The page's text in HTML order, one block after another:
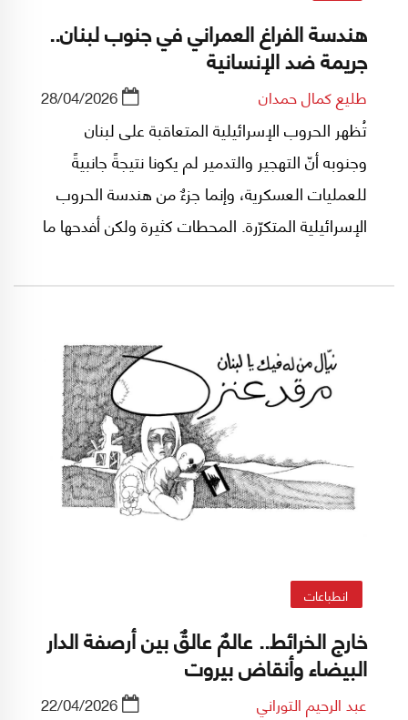
هندسة الفراغ العمراني في جنوب لبنان..
جريمة ضد الإنسانية
طليع كمال حمدان 28/04/2026
تُظهر الحروب الإسرائيلية المتعاقبة على لبنان
وجنوبه أنّ التهجير والتدمير لم يكونا نتيجةً جانبيةً
للعمليات العسكرية، وإنما جزءٌ من هندسة الحروب
الإسرائيلية المتكرّرة. المحطات كثيرة ولكن أفدحها ما
نوفمبر 2024 وما نشهده منذ سريان هدنة 17
بينها حوالي خمسين قرية ومزرعة ضمن ما يسمى
"الخط الأصفر" يتم تجريفها وتدميرها بالكامل مثل
بنت جبيل وعيتا الشعب والخيام والطيبة وميس
الجبل ورشاف والبياضة ومحيبيب ومارون ويارون
وكفركلا وعديسة وعيترون وعيناتا وبليدا ومركبا ورب
ثلاثين وغيرها.
انطباعات
خارج الخرائط.. عالمٌ عالقٌ بين أرصفة الدار
البيضاء وأنقاض بيروت
عبد الرحيم التوراني 22/04/2026